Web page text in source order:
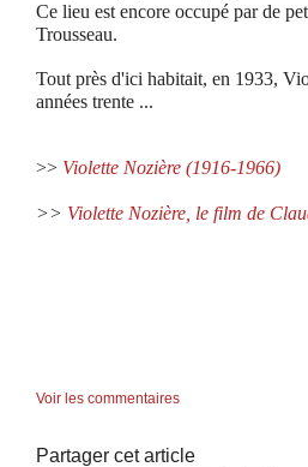
Ce lieu est encore occupé par de
Trousseau.
Tout près d'ici habitait, en 1933,
années trente ...
>> Violette Nozière (1916-1966)
>> Violette Nozière, le film de
Voir les commentaires
Partager cet article